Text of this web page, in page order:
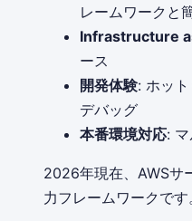
レームワークと
Infrastructure
ース
開発体験: ホッ
デバッグ
本番環境対応:
2026年現在、AWSサ
力フレームワークです